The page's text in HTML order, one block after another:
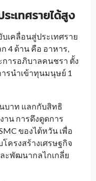
ะเทศรายได้สูง
เคลื่อนสู่ประเทศราย
4 ด้าน คือ อาหาร,
การอภิบาลคนชรา ตั้ง
ารนำเข้าทุนมนุษย์ 1
บาท แลกกับสิทธิ
าน การดึงดูดการ
ของไต้หวัน เพื่อ
ครงสร้างเศรษฐกิจ
ะพัฒนากลไกเกลี่ย